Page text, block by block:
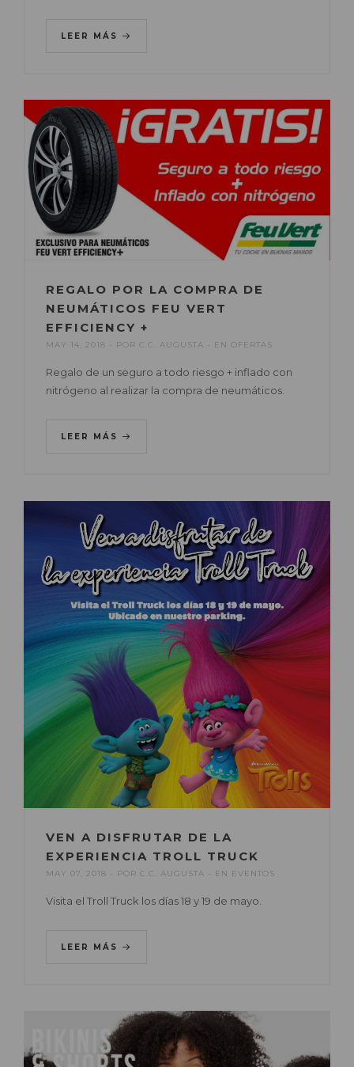
LEER MÁS
REGALO POR LA COMPRA DE
NEUMÁTICOS FEU VERT
EFFICIENCY +
MAY 14, 2018 POR C.C. AUGUSTA EN OFERTAS
Regalo de un seguro a todo riesgo + inflado con
nitrógeno al realizar la compra de neumáticos.
LEER MÁS
VEN A DISFRUTAR DE LA
EXPERIENCIA TROLL TRUCK
MAY 07, 2018 POR C.C. AUGUSTA EN EVENTOS
Visita el Troll Truck los días 18 y 19 de mayo.
LEER MÁS